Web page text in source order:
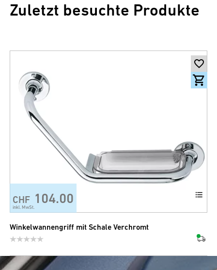
Zuletzt besuchte Produkte
CHF 104.00
inkl. MwSt.
Winkelwannengriff mit Schale Verchromt